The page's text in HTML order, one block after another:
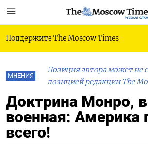
РУССКАЯ
Поддержите The Moscow Times
МНЕНИЯ
Позиция автора может не
позицией редакции The
Доктрина Монро,
военная: Америка
всего!